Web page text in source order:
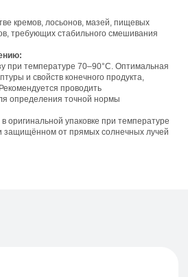
кремов, лосьонов, мазей, пищевых
требующих стабильного смешивания
при температуре 70–90°C. Оптимальная
и свойств конечного продукта,
проводить
определения точной нормы
оригинальной упаковке при температуре
защищённом от прямых солнечных лучей
округ
Пилюгина, д.